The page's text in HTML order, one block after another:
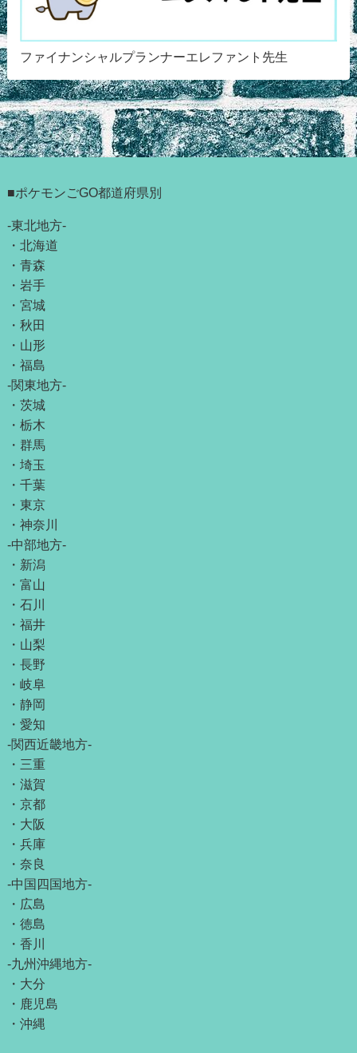
ファイナンシャルプランナーエレファント先生
■ポケモンごGO都道府県別
-東北地方-
・ 北海道
・ 青森
・ 岩手
・ 宮城
・ 秋田
・ 山形
・ 福島
-関東地方-
・ 茨城
・ 栃木
・ 群馬
・ 埼玉
・ 千葉
・ 東京
・ 神奈川
-中部地方-
・ 新潟
・ 富山
・ 石川
・ 福井
・ 山梨
・ 長野
・ 岐阜
・ 静岡
・ 愛知
-関西近畿地方-
・ 三重
・ 滋賀
・ 京都
・ 大阪
・ 兵庫
・ 奈良
-中国四国地方-
・ 広島
・ 徳島
・ 香川
-九州沖縄地方-
・ 大分
・ 鹿児島
・ 沖縄